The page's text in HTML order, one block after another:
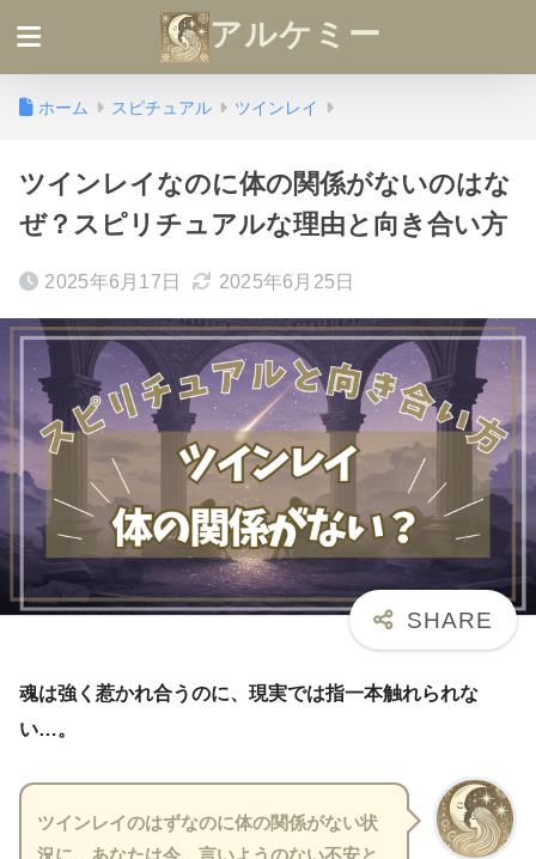
アルケミー
ホーム スピチュアル ツインレイ
ツインレイなのに体の関係がないのはな
ぜ？スピリチュアルな理由と向き合い方
2025年6月17日 2025年6月25日
魂は強く惹かれ合うのに、現実では指一本触れられな
い…。
ツインレイのはずなのに体の関係がない状
況に、あなたは今、言いようのない不安と